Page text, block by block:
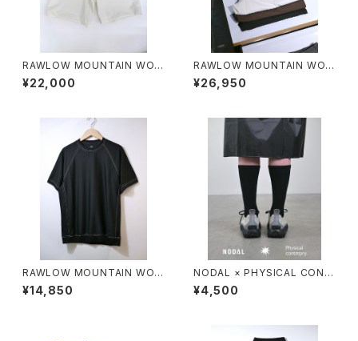
RAWLOW MOUNTAIN WOR
KS / HIKER GURKHA PANTS
¥22,000
RAWLOW MOUNTAIN WOR
KS / HIKER BAKER PANTS
¥26,950
RAWLOW MOUNTAIN WOR
KS / DAD LITE CREW
¥14,850
NODAL × PHYSICAL CONT
MPRY.
¥4,500